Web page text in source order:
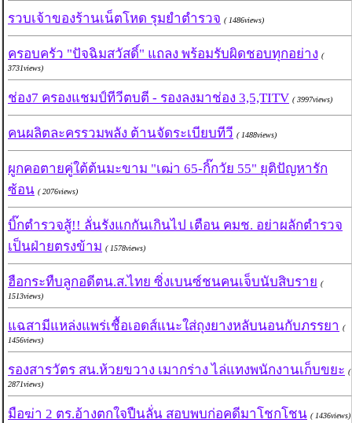
รวบเจ้าของร้านเน็ตโหด รุมยำตำรวจ ( 1486views)
ครอบครัว "ปัจฉิมสวัสดิ์" แถลง พร้อมรับผิดชอบทุกอย่าง (
3731views)
ช่อง7 ครองแชมป์ทีวีตบตี - รองลงมาช่อง 3,5,TITV ( 3997views)
คนผลิตละครรวมพลัง ต้านจัดระเบียบทีวี ( 1488views)
ผูกคอตายคู่ใต้ต้นมะขาม "เฒ่า 65-กิ๊กวัย 55" ยุติปัญหารัก
ซ้อน ( 2076views)
บิ๊กตำรวจสู้!! ลั่นรังแกกันเกินไป เตือน คมช. อย่าผลักตำรวจ
เป็นฝ่ายตรงข้าม ( 1578views)
ฮือกระทืบลูกอดีตน.ส.ไทย ซิ่งเบนซ์ชนคนเจ็บนับสิบราย (
1513views)
แฉสามีแหล่งแพร่เชื้อเอดส์แนะใส่ถุงยางหลับนอนกับภรรยา (
1456views)
รองสารวัตร สน.ห้วยขวาง เมากร่าง ไล่แทงพนักงานเก็บขยะ (
2871views)
มือฆ่า 2 ตร.อ้างตกใจปืนลั่น สอบพบก่อคดีมาโชกโชน ( 1436views)